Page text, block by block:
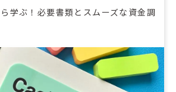
学ぶ！必要書類とスムーズな資金調